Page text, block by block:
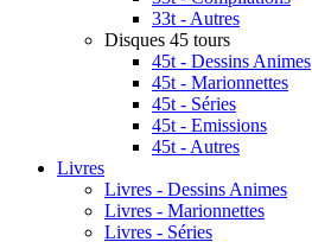
33t - Autres
Disques 45 tours
45t - Dessins Animes
45t - Marionnettes
45t - Séries
45t - Emissions
45t - Autres
Livres
Livres - Dessins Animes
Livres - Marionnettes
Livres - Séries